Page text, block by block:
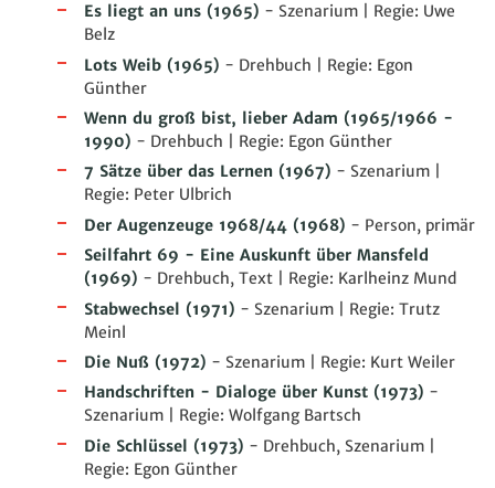
Es liegt an uns (1965) - Szenarium | Regie: Uwe
Belz
Lots Weib (1965) - Drehbuch | Regie: Egon
Günther
Wenn du groß bist, lieber Adam (1965/1966 -
1990) - Drehbuch | Regie: Egon Günther
7 Sätze über das Lernen (1967) - Szenarium |
Regie: Peter Ulbrich
Der Augenzeuge 1968/44 (1968) - Person, primär
Seilfahrt 69 - Eine Auskunft über Mansfeld
(1969) - Drehbuch, Text | Regie: Karlheinz Mund
Stabwechsel (1971) - Szenarium | Regie: Trutz
Meinl
Die Nuß (1972) - Szenarium | Regie: Kurt Weiler
Handschriften - Dialoge über Kunst (1973) -
Szenarium | Regie: Wolfgang Bartsch
Die Schlüssel (1973) - Drehbuch, Szenarium |
Regie: Egon Günther